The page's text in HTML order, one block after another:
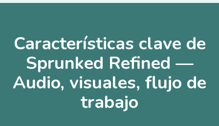
Características clave de
Sprunked Refined —
Audio, visuales, flujo de
trabajo